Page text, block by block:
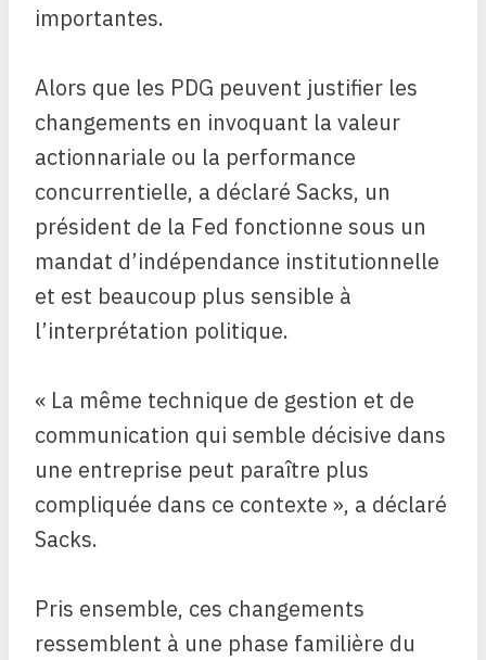
importantes.
Alors que les PDG peuvent justifier les
changements en invoquant la valeur
actionnariale ou la performance
concurrentielle, a déclaré Sacks, un
président de la Fed fonctionne sous un
mandat d’indépendance institutionnelle
et est beaucoup plus sensible à
l’interprétation politique.
« La même technique de gestion et de
communication qui semble décisive dans
une entreprise peut paraître plus
compliquée dans ce contexte », a déclaré
Sacks.
Pris ensemble, ces changements
ressemblent à une phase familière du